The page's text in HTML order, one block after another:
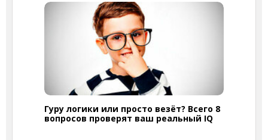
Гуру логики или просто везёт? Всего 8
вопросов проверят ваш реальный IQ